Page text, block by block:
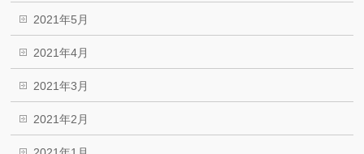
2021年5月
2021年4月
2021年3月
2021年2月